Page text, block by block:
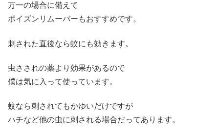
万一の場合に備えて
ポイズンリムーバーもおすすめです。
刺された直後なら蚊にも効きます。
虫さされの薬より効果があるので
僕は気に入って使っています。
蚊なら刺されてもかゆいだけですが
ハチなど他の虫に刺される場合だってあります。